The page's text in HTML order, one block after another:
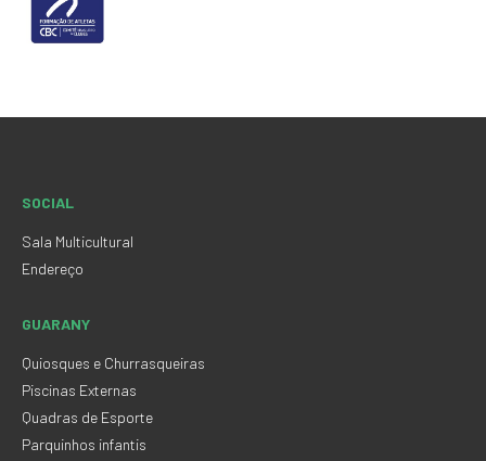
SOCIAL
Sala Multicultural
Endereço
GUARANY
Quiosques e Churrasqueiras
Piscinas Externas
Quadras de Esporte
Parquinhos infantis